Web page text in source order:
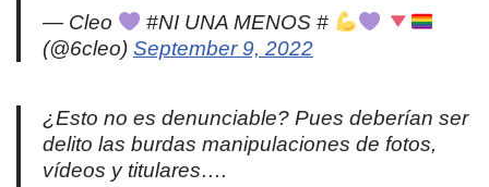
— Cleo
#NI UNA MENOS #
(@6cleo) September 9, 2022
¿Esto no es denunciable? Pues deberían ser
delito las burdas manipulaciones de fotos,
vídeos y titulares….